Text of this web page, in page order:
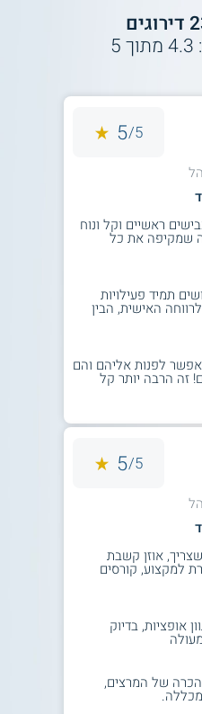
טראומה, תרבות פופולרית,
בנושאים כגון ארגונים, אי
בתחום הפיתוח הארגוני
ההמשך?
בתפקידי ניהול, פיתוח
הדרכה ארגונית, ומשאבי אנוש.
הציבורי, והשלישי. נוסף על
בתחומים רלוונטיים כגון ייעוץ
ציבורית, ועוד.
למינהל (המסלול
דירוגים
4.3מתוך5
5/
5
ראשיים וקל ונוח
שמקיפה את כל
תמיד פעילויות
האישית, הבין
לפנות אליהם והם
זה הרבה יותר קל
5/
5
אוזן קשבת
למקצוע, קורסים
אופציות, בדיוק
הכרה של המרצים,